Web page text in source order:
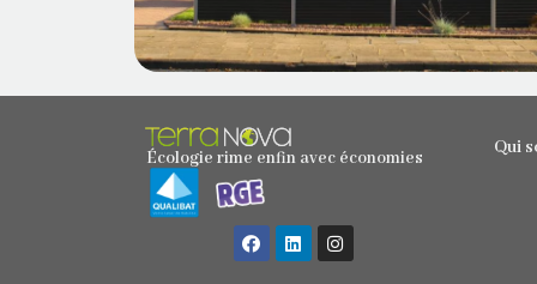
Écologie rime enfin avec économies Qui